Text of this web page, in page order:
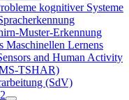
kognitiver Systeme
Muster-Erkennung
Maschinellen Lernens
and Human Activity
TSHAR)
(SdV)